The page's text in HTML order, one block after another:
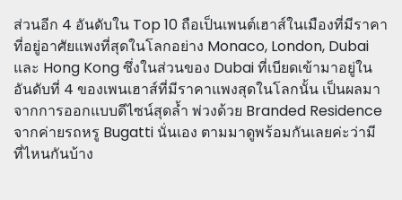
ส่วนอีก 4 อันดับใน Top 10 ถือเป็นเพนต์เฮาส์ในเมืองที่มีราคา
ที่อยู่อาศัยแพงที่สุดในโลกอย่าง Monaco, London, Dubai
และ Hong Kong ซึ่งในส่วนของ Dubai ที่เบียดเข้ามาอยู่ใน
อันดับที่ 4 ของเพนเฮาส์ที่มีราคาแพงสุดในโลกนั้น เป็นผลมา
จากการออกแบบดีไซน์สุดล้ำ พ่วงด้วย Branded Residence
จากค่ายรถหรู Bugatti นั่นเอง ตามมาดูพร้อมกันเลยค่ะว่ามี
ที่ไหนกันบ้าง